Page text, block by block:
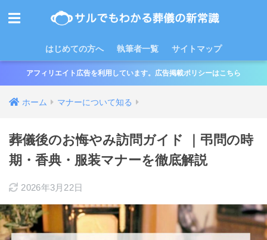
はじめての方へ 執筆者一覧 サイトマップ
アフィリエイト広告を利用しています。広告掲載ポリシーはこちら
ホーム マナーについて知る
葬儀後のお悔やみ訪問ガイド ｜弔問の時
期・香典・服装マナーを徹底解説
2026年3月22日